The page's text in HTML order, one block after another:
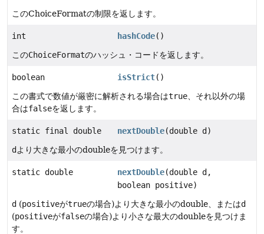
このChoiceFormatの制限を返します。
int hashCode()
このChoiceFormatのハッシュ・コードを返します。
boolean isStrict()
この書式で数値が厳密に解析される場合はtrue 、それ以外の場
合はfalseを返します。
static final double nextDouble(double d)
d より大きな最小のdoubleを見つけます。
static double nextDouble(double d,
boolean positive)
d (positiveがtrueの場合)より大きな最小のdouble、またはd
(positiveがfalseの場合)より小さな最大のdoubleを見つけま
す。